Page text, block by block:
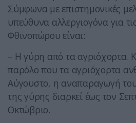
Σύμφωνα με επιστημονικές
υπεύθυνα αλλεργιογόνα για
Φθινοπώρου είναι:
– Η γύρη από τα αγριόχορτα.
παρόλο που τα αγριόχορτα
Αύγουστο, η αναπαραγωγή
της γύρης διαρκεί έως τον
Οκτώβριο.